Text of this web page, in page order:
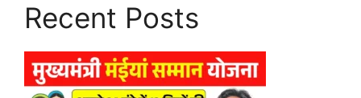
Recent Posts